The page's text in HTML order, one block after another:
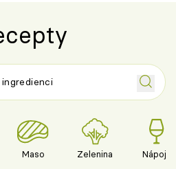
Maso Zelenina Nápoje